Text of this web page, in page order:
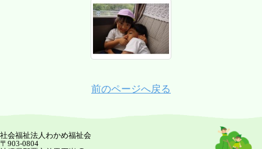
前のページへ戻る
社会福祉法人わかめ福祉会
〒903-0804